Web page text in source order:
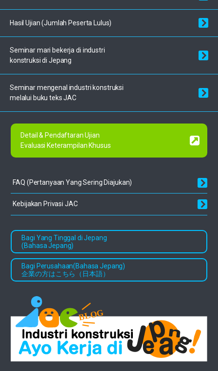
Hasil Ujian (Jumlah Peserta Lulus)
Seminar mari bekerja di industri
konstruksi di Jepang
Seminar mengenal industri konstruksi
melalui buku teks JAC
Detail & Pendaftaran Ujian
Evaluasi Keterampilan Khusus
FAQ (Pertanyaan Yang Sering Diajukan)
Kebijakan Privasi JAC
Bagi Yang Tinggal di Jepang
(Bahasa Jepang)
Bagi Perusahaan(Bahasa Jepang)
企業の方はこちら（日本語）